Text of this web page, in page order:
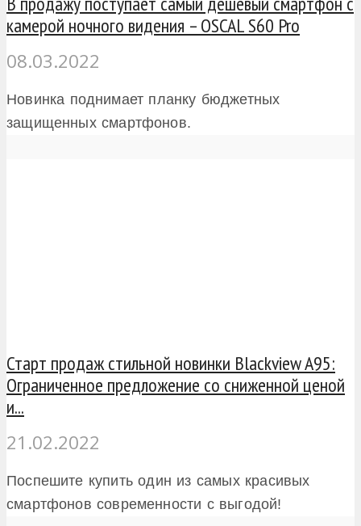
камерой ночного видения – OSCAL S60 Pro
08.03.2022
Новинка поднимает планку бюджетных
защищенных смартфонов.
Старт продаж стильной новинки Blackview A95:
Ограниченное предложение со сниженной ценой
и...
21.02.2022
Поспешите купить один из самых красивых
смартфонов современности с выгодой!